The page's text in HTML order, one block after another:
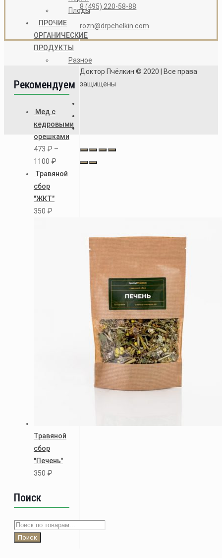
Плоды
ПРОЧИЕ
ОРГАНИЧЕСКИЕ
ПРОДУКТЫ
Разное
Рекомендуем
Мед с
кедровыми
орешками
473 ₽ –
1100 ₽
Травяной
сбор
"ЖКТ"
350 ₽
Травяной
сбор
"Печень"
350 ₽
Поиск
Искать:
Поиск
8 (495) 220-58-88
rozn@drpchelkin.com
Доктор Пчёлкин © 2020 | Все права
защищены